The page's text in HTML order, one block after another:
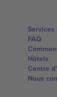
FAQ
Hôtels
Centre
Nous